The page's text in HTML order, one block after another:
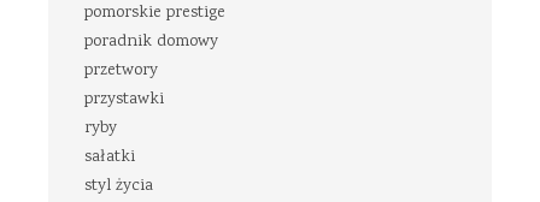
pomorskie prestige
poradnik domowy
przetwory
przystawki
ryby
sałatki
styl życia